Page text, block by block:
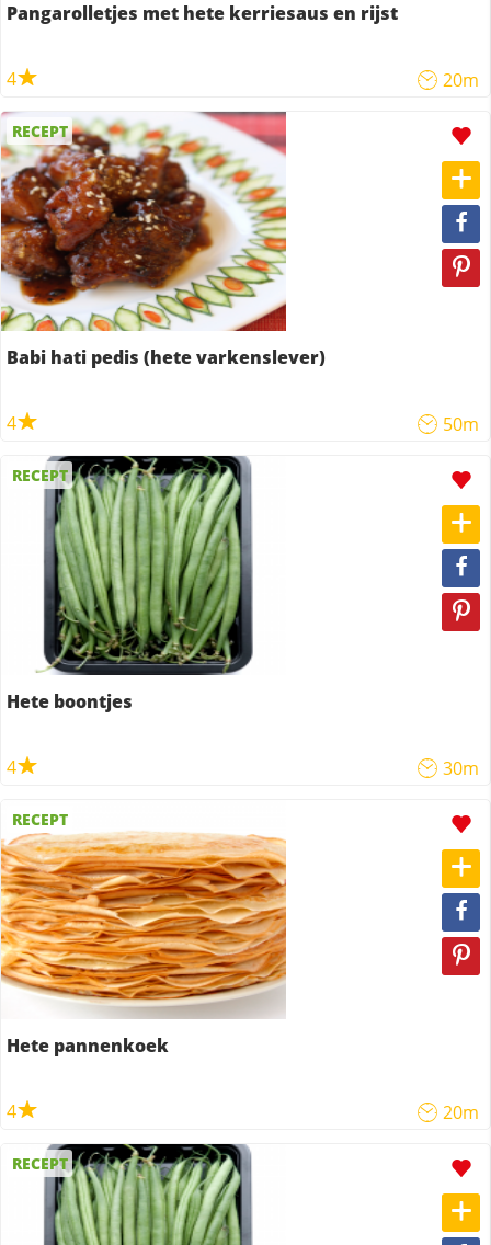
Pangarolletjes met hete kerriesaus en rijst
4 20m
RECEPT
Babi hati pedis (hete varkenslever)
4 50m
RECEPT
Hete boontjes
4 30m
RECEPT
Hete pannenkoek
4 20m
RECEPT